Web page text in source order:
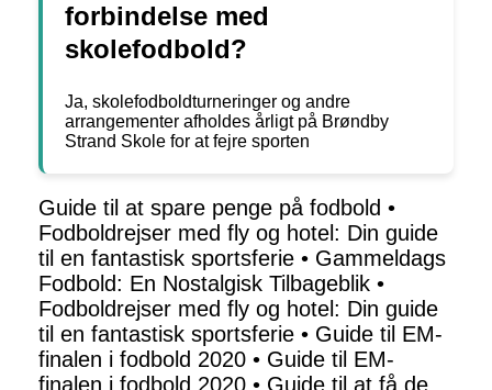
forbindelse med
skolefodbold?
Ja, skolefodboldturneringer og andre
arrangementer afholdes årligt på Brøndby
Strand Skole for at fejre sporten
Guide til at spare penge på fodbold •
Fodboldrejser med fly og hotel: Din guide
til en fantastisk sportsferie • Gammeldags
Fodbold: En Nostalgisk Tilbageblik •
Fodboldrejser med fly og hotel: Din guide
til en fantastisk sportsferie • Guide til EM-
finalen i fodbold 2020 • Guide til EM-
finalen i fodbold 2020 • Guide til at få de